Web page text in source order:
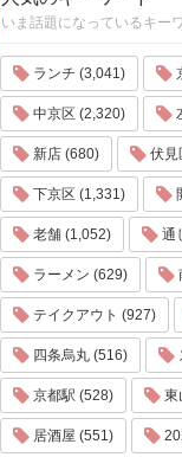
いま話題になっているキー
ランチ (3,041)
中京区 (2,320)
新店 (680) 伏見
下京区 (1,331)
老舗 (1,052) 通
ラーメン (629)
テイクアウト (927)
四条烏丸 (516)
京都駅 (528) 東
居酒屋 (551)